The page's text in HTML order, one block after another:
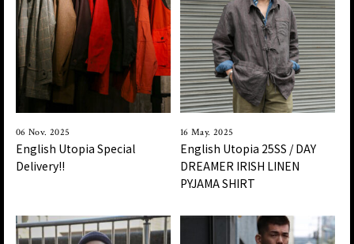
06 Nov. 2025
English Utopia Special
Delivery!!
16 May. 2025
English Utopia 25SS / DAY
DREAMER IRISH LINEN
PYJAMA SHIRT